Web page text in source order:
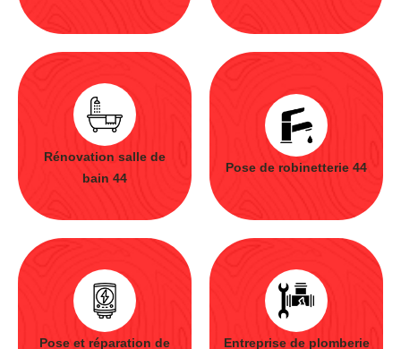
Rénovation salle de
bain 44
Pose de robinetterie 44
Pose et réparation de
Entreprise de plomberie